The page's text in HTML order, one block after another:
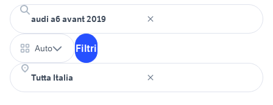
Auto Filtri